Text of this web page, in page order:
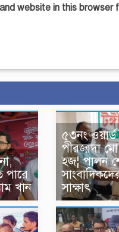
website in this
পারে
খান
৫৩নং ওয়ার্ড
পীরজাদা
হজ¦ পালন
সাক্ষাৎ